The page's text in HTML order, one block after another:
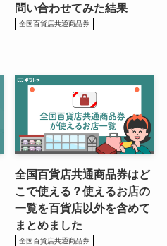
問い合わせてみた結果
全国百貨店共通商品券
全国百貨店共通商品券はど
こで使える？使えるお店の
一覧を百貨店以外を含めて
まとめました
全国百貨店共通商品券